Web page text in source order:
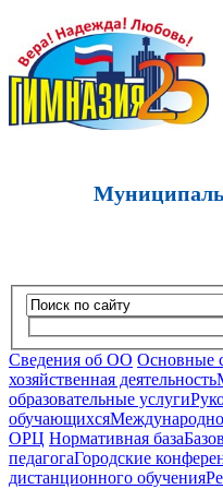
Сведения об ОО Основные
хозяйственная деятельность
образовательные услуги
обучающихся
ОРЦ Нормативная база
педагогаГородские
дистанционного обучения